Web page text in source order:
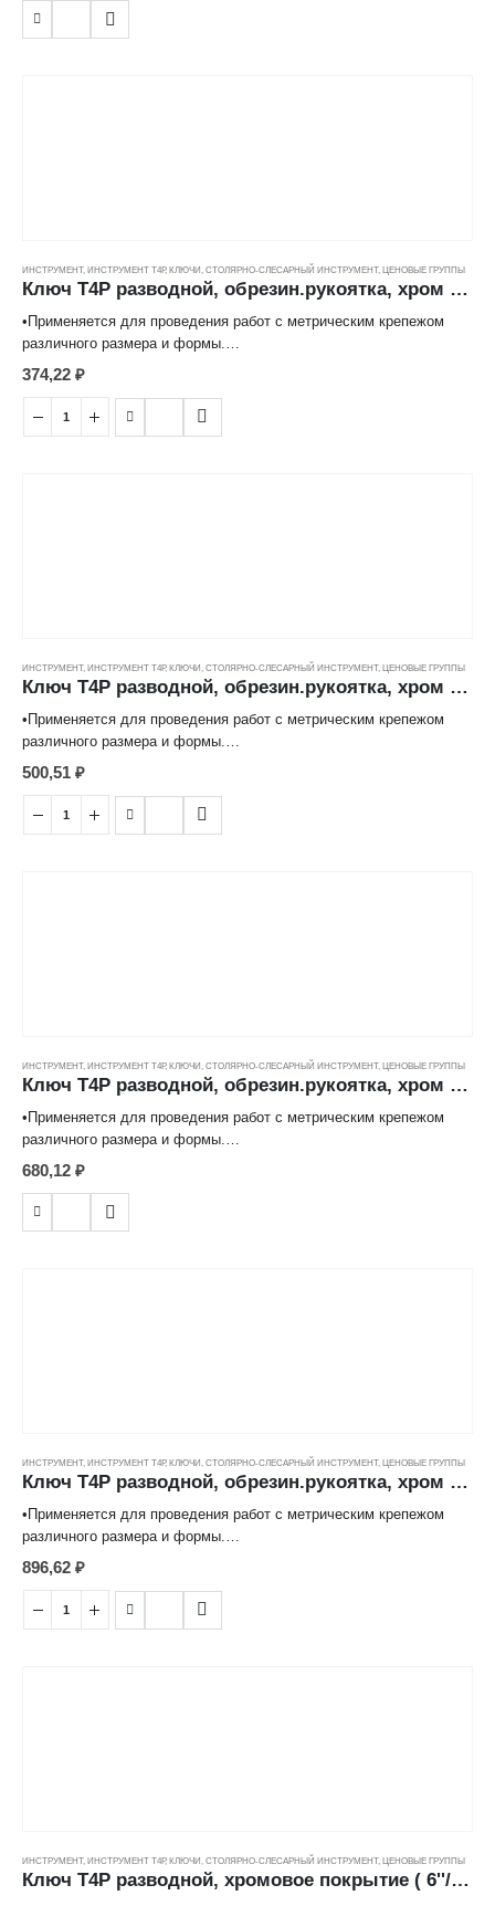
размеров и форм.
-Изготовлен из высококачественной инструментальной стали.
ИНСТРУМЕНТ, ИНСТРУМЕНТ Т4Р, КЛЮЧИ СТОЛЯРНО-СЛЕСАРНЫЙ ИНСТРУМЕНТ, ЦЕНОВЫЕ ГРУППЫ
Ключ Т4Р разводной, обрезин.рукоятка, хром ( 6''/150мм) ---
•Применяется для проведения работ с метрическим крепежом
различного размера и формы.
•Изготовлен из высококачественной углеродистой стали с
хромированной поверхностью.
•Изменение размера ключа происходит при использовании
374,22 ₽
ИНСТРУМЕНТ, ИНСТРУМЕНТ Т4Р, КЛЮЧИ СТОЛЯРНО-СЛЕСАРНЫЙ ИНСТРУМЕНТ, ЦЕНОВЫЕ ГРУППЫ
Ключ Т4Р разводной, обрезин.рукоятка, хром ( 8''/200мм) ---
•Применяется для проведения работ с метрическим крепежом
различного размера и формы.
•Изготовлен из высококачественной углеродистой стали с
хромированной поверхностью.
•Изменение размера ключа происходит при использовании
500,51 ₽
ИНСТРУМЕНТ, ИНСТРУМЕНТ Т4Р, КЛЮЧИ СТОЛЯРНО-СЛЕСАРНЫЙ ИНСТРУМЕНТ, ЦЕНОВЫЕ ГРУППЫ
Ключ Т4Р разводной, обрезин.рукоятка, хром (10''/250мм) ---
•Применяется для проведения работ с метрическим крепежом
различного размера и формы.
•Изготовлен из высококачественной углеродистой стали с
хромированной поверхностью.
•Изменение размера ключа происходит при использовании
встроенного в корпус червячно-винтового механизма.
680,12 ₽
ИНСТРУМЕНТ, ИНСТРУМЕНТ Т4Р, КЛЮЧИ СТОЛЯРНО-СЛЕСАРНЫЙ ИНСТРУМЕНТ, ЦЕНОВЫЕ ГРУППЫ
Ключ Т4Р разводной, обрезин.рукоятка, хром (12''/300мм) ---
•Применяется для проведения работ с метрическим крепежом
различного размера и формы.
•Изготовлен из высококачественной углеродистой стали с
хромированной поверхностью.
•Изменение размера ключа происходит при использовании
896,62 ₽
ИНСТРУМЕНТ, ИНСТРУМЕНТ Т4Р, КЛЮЧИ СТОЛЯРНО-СЛЕСАРНЫЙ ИНСТРУМЕНТ, ЦЕНОВЫЕ ГРУППЫ
Ключ Т4Р разводной, хромовое покрытие ( 6''/150мм) ---